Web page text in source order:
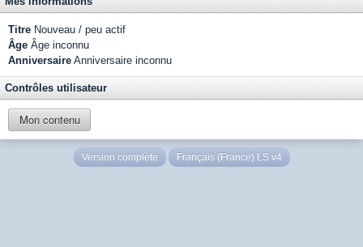
Titre Nouveau / peu actif
Âge Âge inconnu
Anniversaire Anniversaire inconnu
Contrôles utilisateur
Mon contenu
Version complète Français (France) LS v4